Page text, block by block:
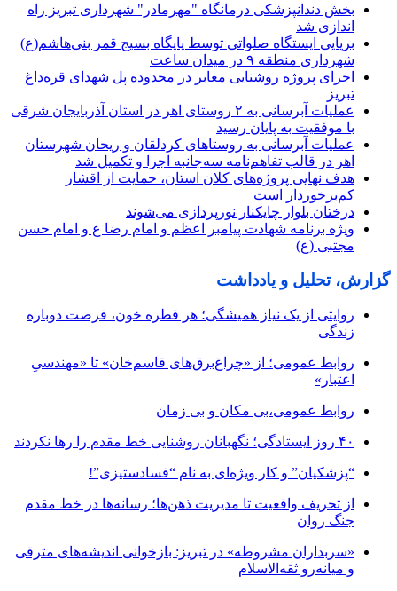
بخش دندانپزشکی درمانگاه "مهرمادر" شهرداری تبریز راه
اندازی شد
برپایی ایستگاه صلواتی توسط پایگاه بسیج قمر بنی‌هاشم(ع)
شهرداری منطقه ۹ در میدان ساعت
اجرای پروژه روشنایی معابر در محدوده پل شهدای قره‌داغ
تبریز
عملیات آبرسانی به ۲ روستای اهر در استان آذربایجان شرقی
با موفقیت به پایان رسید
عملیات آبرسانی به روستاهای کردلقان و ریحان شهرستان
اهر در قالب تفاهم‌نامه سه‌جانبه اجرا و تکمیل شد
هدف نهایی پروژه‌های کلان استان، حمایت از اقشار
کم‌برخوردار است
درختان بلوار چایکنار نورپردازی می‌شوند
ویژه برنامه شهادت پیامبر اعظم و امام رضا ع و امام حسن
مجتبی (ع)
گزارش، تحلیل و یادداشت
روایتی از یک نیاز همیشگی؛ هر قطره خون، فرصت دوباره
زندگی
روابط عمومی؛ از «چراغ‌برق‌های قاسم‌خان» تا «مهندسیِ
اعتبار»
روابط عمومی،بی مکان و بی زمان
۴۰ روز ایستادگی؛ نگهبانان روشنایی خط مقدم را رها نکردند
“پزشکیان” و کار ویژه‌ای به نام “فسادستیزی”!
از تحریف واقعیت تا مدیریت ذهن‌ها؛ رسانه‌ها در خط مقدم
جنگ روان
«سربداران مشروطه» در تبریز: بازخوانی اندیشه‌های مترقی
و میانه‌رو ثقه‌الاسلام